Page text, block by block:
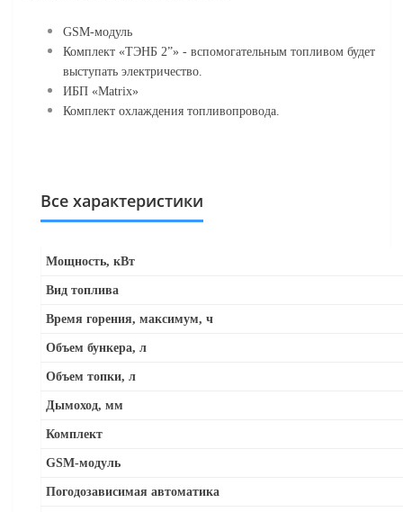
GSM-модуль
Комплект «ТЭНБ 2”» - вспомогательным топливом будет
выступать электричество.
ИБП «Matrix»
Комплект охлаждения топливопровода.
Все характеристики
Мощность, кВт
Вид топлива
Время горения, максимум, ч
Объем бункера, л
Объем топки, л
Дымоход, мм
Комплект
GSM-модуль
Погодозависимая автоматика